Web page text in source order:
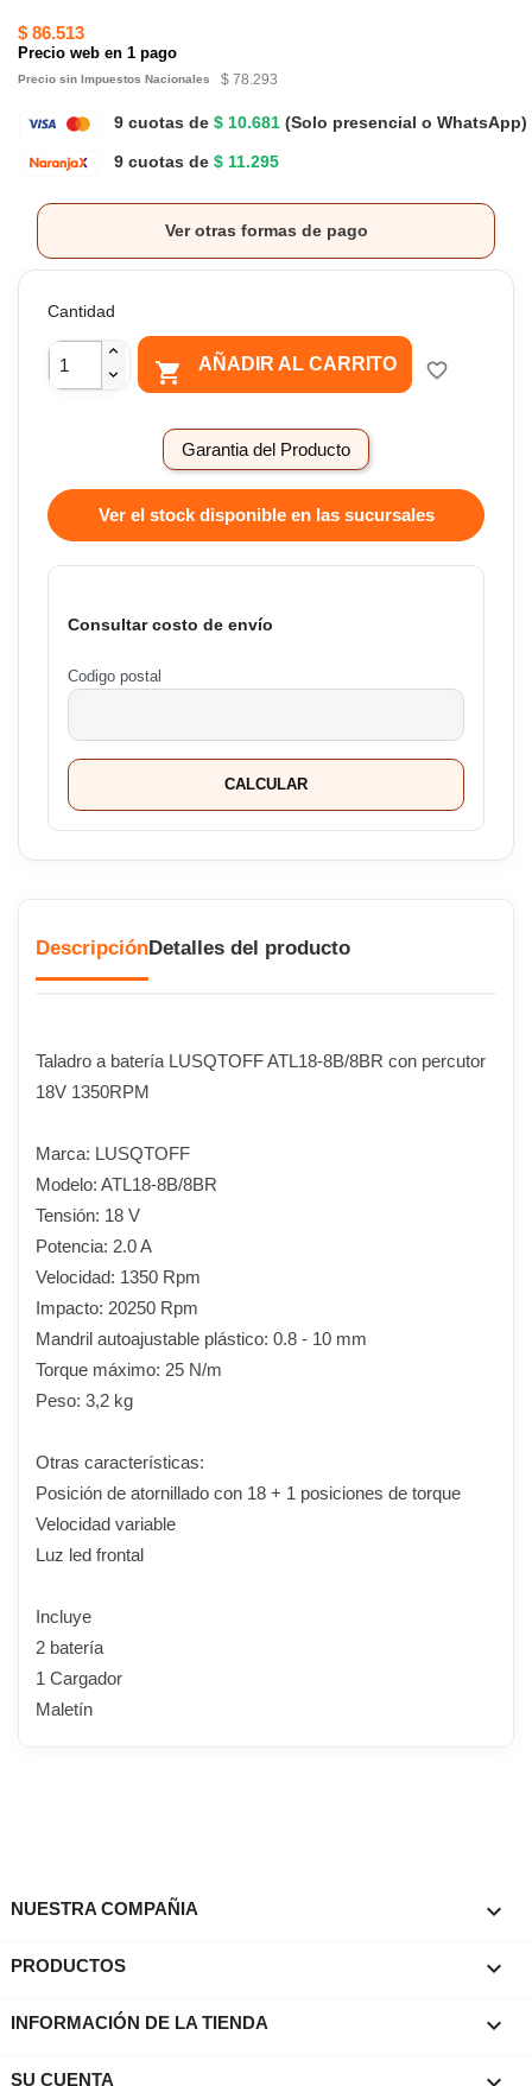
$ 86.513
Precio web en 1 pago
Precio sin Impuestos Nacionales $ 78.293
9 cuotas de $ 10.681(Solo presencial o WhatsApp)
9 cuotas de $ 11.295
Ver otras formas de pago
Cantidad
 AÑADIR AL CARRITO favorite_border
Garantia del Producto
Ver el stock disponible en las sucursales
Consultar costo de envío
Codigo postal
CALCULAR
DescripciónDetalles del producto
Taladro a batería LUSQTOFF ATL18-8B/8BR con percutor
18V 1350RPM
Marca: LUSQTOFF
Modelo: ATL18-8B/8BR
Tensión: 18 V
Potencia: 2.0 A
Velocidad: 1350 Rpm
Impacto: 20250 Rpm
Mandril autoajustable plástico: 0.8 - 10 mm
Torque máximo: 25 N/m
Peso: 3,2 kg
Otras características:
Posición de atornillado con 18 + 1 posiciones de torque
Velocidad variable
Luz led frontal
Incluye
2 batería
1 Cargador
Maletín
NUESTRA COMPAÑIA 
PRODUCTOS 
INFORMACIÓN DE LA TIENDA keyboard_arrow_down
SU CUENTA